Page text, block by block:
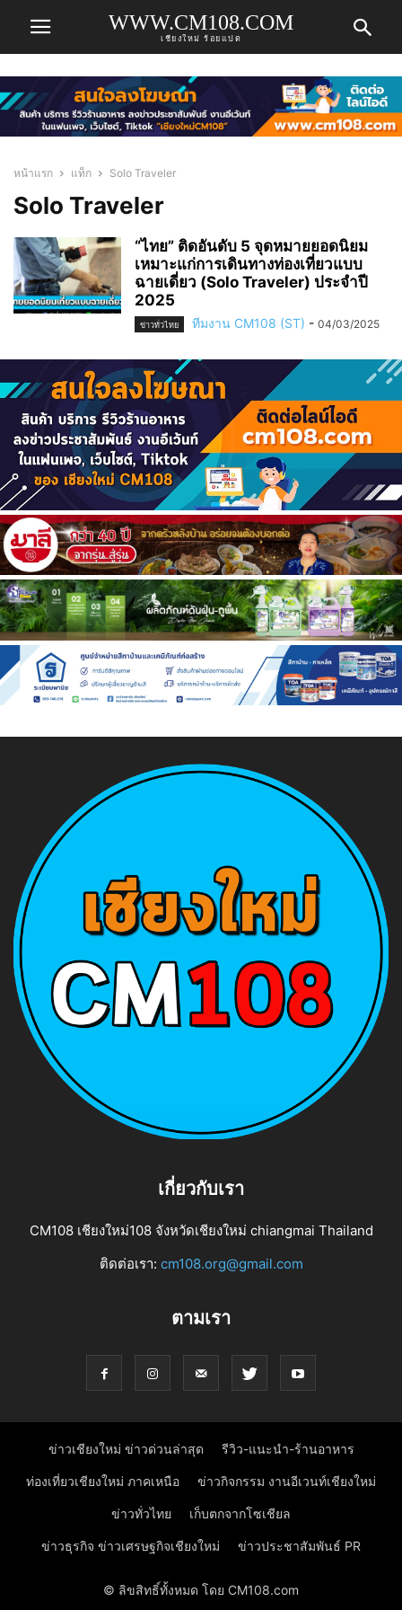
WWW.CM108.COM
เชียงใหม่ ร้อยแปด
หน้าแรก แท็ก Solo Traveler
Solo Traveler
“ไทย” ติดอันดับ 5 จุดหมายยอดนิยม
เหมาะแก่การเดินทางท่องเที่ยวแบบ
ฉายเดี่ยว (Solo Traveler) ประจำปี
2025
ข่าวทั่วไทย ทีมงาน CM108 (ST) - 04/03/2025
เกี่ยวกับเรา
CM108 เชียงใหม่108 จังหวัดเชียงใหม่ chiangmai Thailand
ติดต่อเรา: cm108.org@gmail.com
ตามเรา
ข่าวเชียงใหม่ ข่าวด่วนล่าสุด รีวิว-แนะนำ-ร้านอาหาร
ท่องเที่ยวเชียงใหม่ ภาคเหนือ ข่าวกิจกรรม งานอีเวนท์เชียงใหม่
ข่าวทั่วไทย เก็บตกจากโซเชียล
ข่าวธุรกิจ ข่าวเศรษฐกิจเชียงใหม่ ข่าวประชาสัมพันธ์ PR
© ลิขสิทธิ์ทั้งหมด โดย CM108.com